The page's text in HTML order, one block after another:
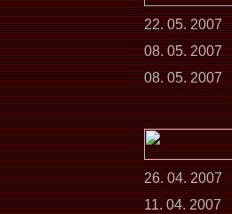
22. 05. 2007
08. 05. 2007
08. 05. 2007
26. 04. 2007
11. 04. 2007